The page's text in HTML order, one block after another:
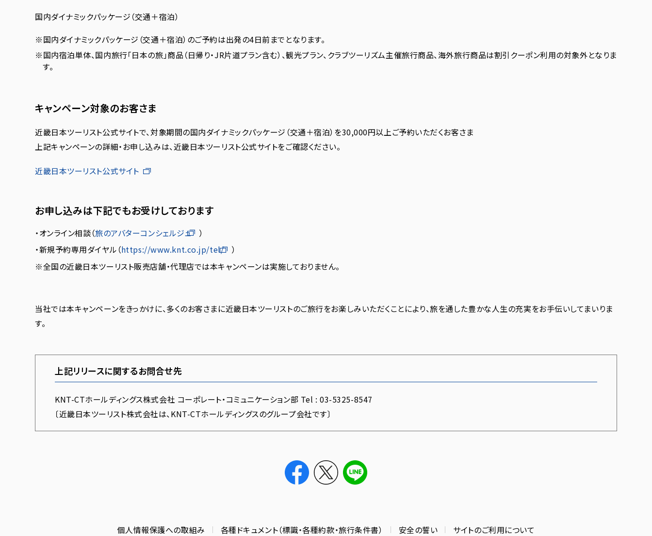
国内ダイナミックパッケージ（交通＋宿泊）
※国内ダイナミックパッケージ（交通＋宿泊）のご予約は出発の4日前までとなります。
※国内宿泊単体、国内旅行「日本の旅」商品（日帰り・JR片道プラン含む）、観光プラン、クラブツーリズム主催旅行商品、海外旅行商品は割引クーポン利用の対象外となりま
す。
キャンペーン対象のお客さま
近畿日本ツーリスト公式サイトで、対象期間の国内ダイナミックパッケージ（交通＋宿泊）を30,000円以上ご予約いただくお客さま
上記キャンペーンの詳細・お申し込みは、近畿日本ツーリスト公式サイトをご確認ください。
近畿日本ツーリスト公式サイト
お申し込みは下記でもお受けしております
・オンライン相談（旅のアバターコンシェルジュ
）
・新規予約専用ダイヤル（https://www.knt.co.jp/tel/
）
※全国の近畿日本ツーリスト販売店舗・代理店では本キャンペーンは実施しておりません。
当社では本キャンペーンをきっかけに、多くのお客さまに近畿日本ツーリストのご旅行をお楽しみいただくことにより、旅を通した豊かな人生の充実をお手伝いしてまいりま
す。
上記リリースに関するお問合せ先
KNT-CTホールディングス株式会社 コーポレート・コミュニケーション部 Tel :03-5325-8547
〔近畿日本ツーリスト株式会社は、KNT-CTホールディングスのグループ会社です〕
個人情報保護への取組み 各種ドキュメント（標識・各種約款・旅行条件書） 安全の誓い サイトのご利用について